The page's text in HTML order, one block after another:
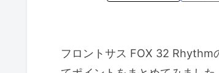
フロントサス FOX 32 Rhythm